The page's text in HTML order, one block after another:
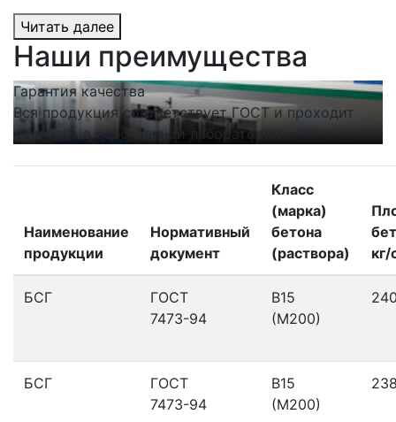
Читать далее
Наши преимущества
Гарантия качества
Вся продукция соответствует ГОСТ и проходит
контроль в собственной лаборатории.
Наименование
продукции
Нормативный
документ
Класс
(марка)
бетона
(раствора)
кг/
БСГ
ГОСТ
7473-94
В15
(М200)
БСГ
ГОСТ
7473-94
В15
(М200)